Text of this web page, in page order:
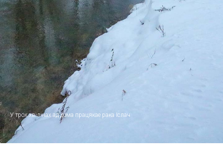
У трох хвілінах ад дома працякае рака Іслач